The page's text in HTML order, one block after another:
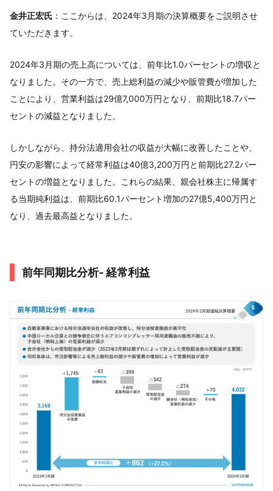
金井正宏氏 ：ここからは、2024年3月期の決算概要をご説明させ
ていただきます。
2024年3月期の売上高については、前年比1.0パーセントの増収と
なりました。その一方で、売上総利益の減少や販管費が増加した
ことにより、営業利益は29億7,000万円となり、前期比18.7パー
セントの減益となりました。
しかしながら、持分法適用会社の収益が大幅に改善したことや、
円安の影響によって経常利益は40億3,200万円と前期比27.2パー
セントの増益となりました。これらの結果、親会社株主に帰属す
る当期純利益は、前期比60.1パーセント増加の27億5,400万円と
なり、過去最高益となりました。
前年同期比分析- 経常利益